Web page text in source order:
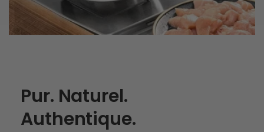
Pur. Naturel.
Authentique.